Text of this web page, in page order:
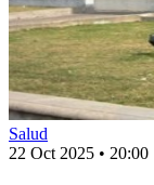
Salud
22 Oct 2025 • 20:00